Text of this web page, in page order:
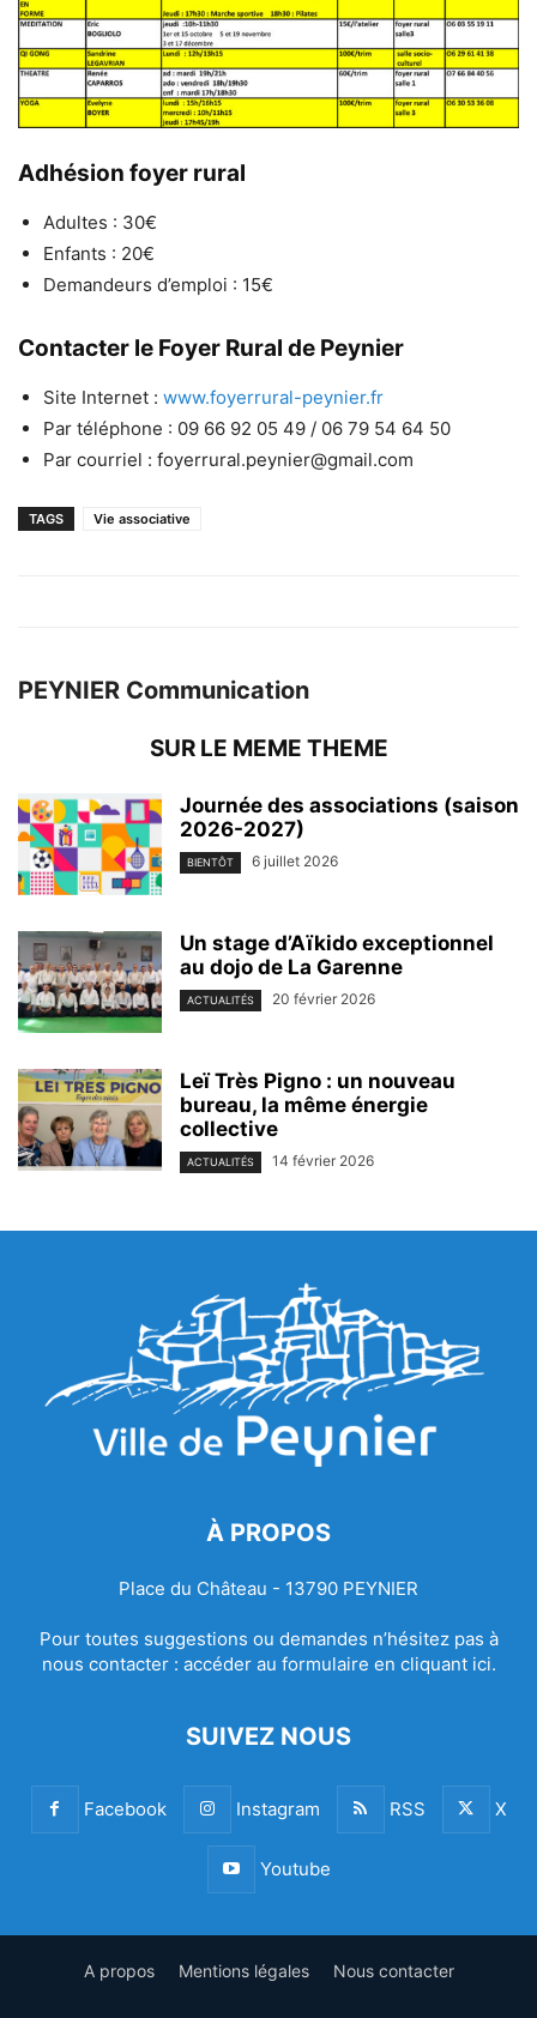
Adhésion foyer rural
Adultes : 30€
Enfants : 20€
Demandeurs d’emploi : 15€
Contacter le Foyer Rural de Peynier
Site Internet : www.foyerrural-peynier.fr
Par téléphone : 09 66 92 05 49 / 06 79 54 64 50
Par courriel : foyerrural.peynier@gmail.com
TAGS Vie associative
PEYNIER Communication
SUR LE MEME THEME
Journée des associations (saison
2026-2027)
BIENTÔT 6 juillet 2026
Un stage d’Aïkido exceptionnel
au dojo de La Garenne
ACTUALITÉS 20 février 2026
Leï Très Pigno : un nouveau
bureau, la même énergie
collective
ACTUALITÉS 14 février 2026
À PROPOS
Place du Château - 13790 PEYNIER
Pour toutes suggestions ou demandes n’hésitez pas à
nous contacter : accéder au formulaire en cliquant ici.
SUIVEZ NOUS
Facebook Instagram RSS X
Youtube
A propos Mentions légales Nous contacter